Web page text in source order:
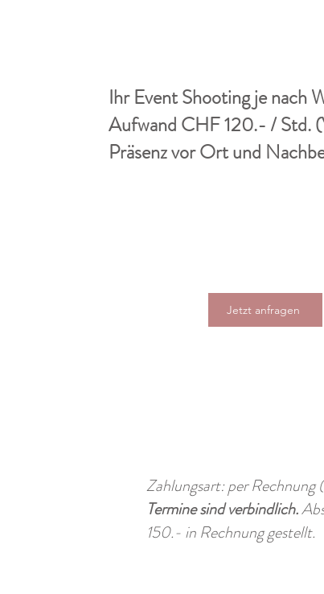
Ihr Event Shooting je nach
Aufwand CHF 120.- / Std.
Präsenz vor Ort und
Jetzt anfragen
Zahlungsart: per Rechnung
Termine sind verbindlich.
150.- in Rechnung gestellt.